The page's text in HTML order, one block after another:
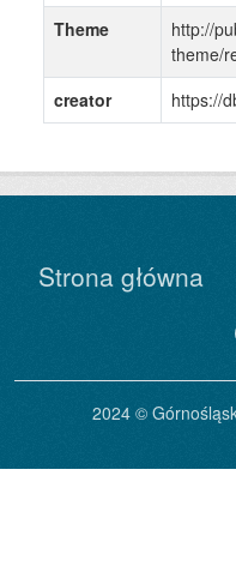
Theme
http://
theme/
creator
https://
Strona główna
2024 ©